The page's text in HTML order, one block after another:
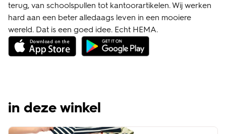
terug, van schoolspullen tot kantoorartikelen. Wij werken
hard aan een beter alledaags leven in een mooiere
wereld. Dat is een goed idee. Echt HEMA.
in deze winkel